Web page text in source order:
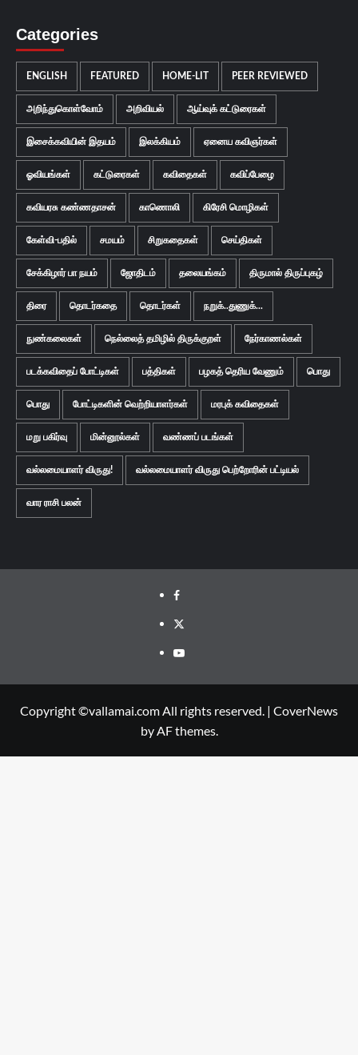
Categories
ENGLISH FEATURED HOME-LIT PEER REVIEWED
அறிந்துகொள்வோம் அறிவியல் ஆய்வுக் கட்டுரைகள்
இசைக்கவியின் இதயம் இலக்கியம் ஏனைய கவிஞர்கள்
ஓவியங்கள் கட்டுரைகள் கவிதைகள் கவிப்பேழை
கவியரசு கண்ணதாசன் காணொலி கிரேசி மொழிகள்
கேள்வி-பதில் சமயம் சிறுகதைகள் செய்திகள்
சேக்கிழார் பா நயம் ஜோதிடம் தலையங்கம் திருமால் திருப்புகழ்
திரை தொடர்கதை தொடர்கள் நறுக்..துணுக்...
நுண்கலைகள் நெல்லைத் தமிழில் திருக்குறள் நேர்காணல்கள்
படக்கவிதைப் போட்டிகள் பத்திகள் பழகத் தெரிய வேணும் பொது
பொது போட்டிகளின் வெற்றியாளர்கள் மரபுக் கவிதைகள்
மறு பகிர்வு மின்னூல்கள் வண்ணப் படங்கள்
வல்லமையாளர் விருது! வல்லமையாளர் விருது பெற்றோரின் பட்டியல்
வார ராசி பலன்
Facebook
Twitter
Youtube
Copyright ©vallamai.com All rights reserved. | CoverNews
by AF themes.